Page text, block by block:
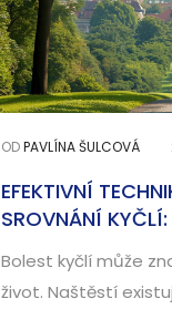
ODPAVLÍNA ŠULCOVÁ
EFEKTIVNÍ
SROVNÁNÍ
Bolest kyčlí může
život. Naštěstí